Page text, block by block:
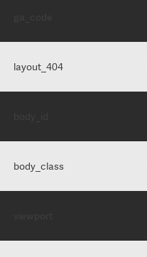
layout_404
body_class